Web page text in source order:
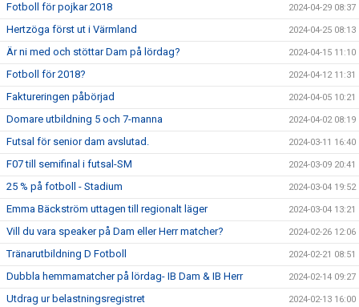
Fotboll för pojkar 2018 2024-04-29 08:37
Hertzöga först ut i Värmland 2024-04-25 08:13
Är ni med och stöttar Dam på lördag? 2024-04-15 11:10
Fotboll för 2018? 2024-04-12 11:31
Faktureringen påbörjad 2024-04-05 10:21
Domare utbildning 5 och 7-manna 2024-04-02 08:19
Futsal för senior dam avslutad. 2024-03-11 16:40
F07 till semifinal i futsal-SM 2024-03-09 20:41
25 % på fotboll - Stadium 2024-03-04 19:52
Emma Bäckström uttagen till regionalt läger 2024-03-04 13:21
Vill du vara speaker på Dam eller Herr matcher? 2024-02-26 12:06
Tränarutbildning D Fotboll 2024-02-21 08:51
Dubbla hemmamatcher på lördag- IB Dam & IB Herr 2024-02-14 09:27
Utdrag ur belastningsregistret 2024-02-13 16:00